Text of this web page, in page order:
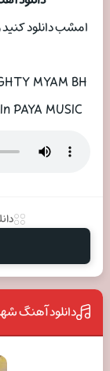
امشب دانلود
MYAM BH
PAYA MUSIC
دانلود آهنگ